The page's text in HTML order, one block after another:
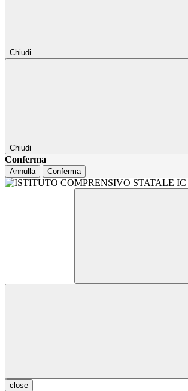
Chiudi
Chiudi
Conferma
Annulla Conferma
close